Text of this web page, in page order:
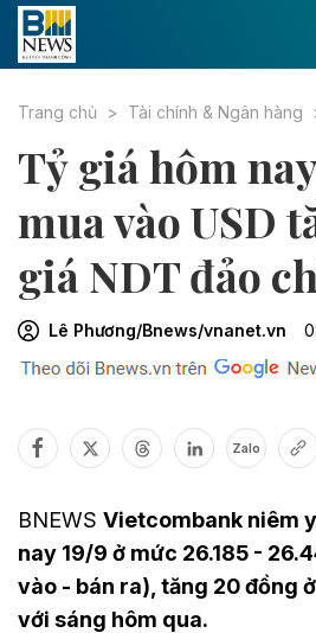
Trang chủ Tài chính & Ngân hàng
Tỷ giá hôm
mua vào USD
giá NDT đảo
Lê Phương/Bnews/vnanet.vn
Zalo
BNEWS Vietcombank niêm
nay 19/9 ở mức 26.185 -
vào - bán ra), tăng 20 đồng
với sáng hôm qua.